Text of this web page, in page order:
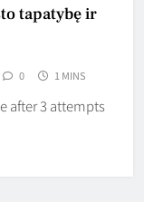
tapatybę ir
0 1 MINS
after 3 attempts